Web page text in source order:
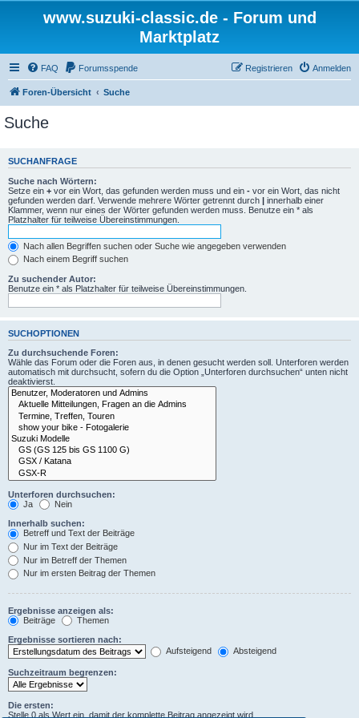
www.suzuki-classic.de - Forum und
Marktplatz
FAQ Forumsspende Anmelden
Registrieren
Foren-Übersicht Suche
Suche
SUCHANFRAGE
Suche nach Wörtern:
Setze ein + vor ein Wort, das gefunden werden muss und ein - vor ein Wort, das nicht
gefunden werden darf. Verwende mehrere Wörter getrennt durch | innerhalb einer
Klammer, wenn nur eines der Wörter gefunden werden muss. Benutze ein * als
Platzhalter für teilweise Übereinstimmungen.
Nach allen Begriffen suchen oder Suche wie angegeben verwenden
Nach einem Begriff suchen
Zu suchender Autor:
Benutze ein * als Platzhalter für teilweise Übereinstimmungen.
SUCHOPTIONEN
Zu durchsuchende Foren:
Wähle das Forum oder die Foren aus, in denen gesucht werden soll. Unterforen werden
automatisch mit durchsucht, sofern du die Option „Unterforen durchsuchen“ unten nicht
deaktivierst.
Unterforen durchsuchen:
Ja
Nein
Innerhalb suchen:
Betreff und Text der Beiträge
Nur im Text der Beiträge
Nur im Betreff der Themen
Nur im ersten Beitrag der Themen
Ergebnisse anzeigen als:
Beiträge
Themen
Ergebnisse sortieren nach:
Aufsteigend
Absteigend
Suchzeitraum begrenzen:
Die ersten:
Stelle 0 als Wert ein, damit der komplette Beitrag angezeigt wird.